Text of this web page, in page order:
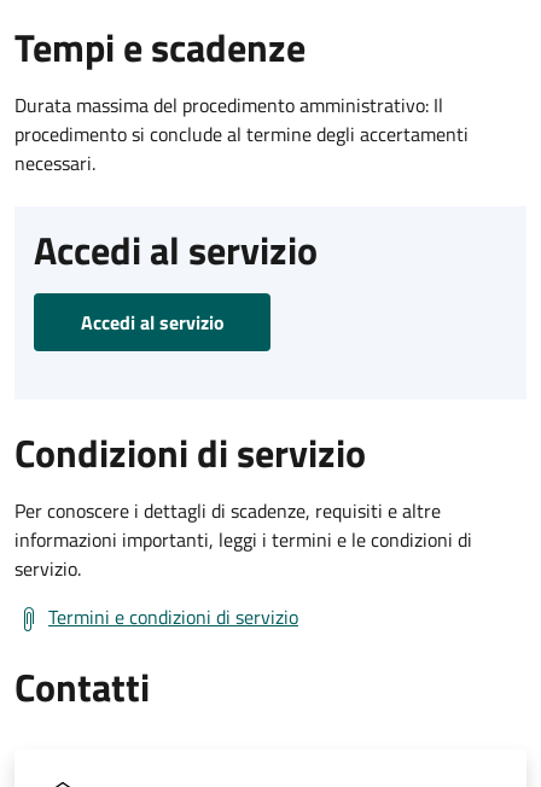
Tempi e scadenze
Durata massima del procedimento amministrativo: Il
procedimento si conclude al termine degli accertamenti
necessari.
Accedi al servizio
Accedi al servizio
Condizioni di servizio
Per conoscere i dettagli di scadenze, requisiti e altre
informazioni importanti, leggi i termini e le condizioni di
servizio.
Termini e condizioni di servizio
Contatti